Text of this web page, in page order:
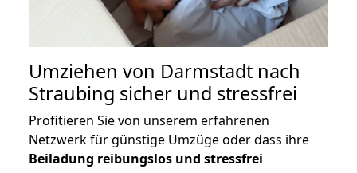
Umziehen von Darmstadt nach
Straubing sicher und stressfrei
Profitieren Sie von unserem erfahrenen
Netzwerk für günstige Umzüge oder dass ihre
Beiladung reibungslos und stressfrei